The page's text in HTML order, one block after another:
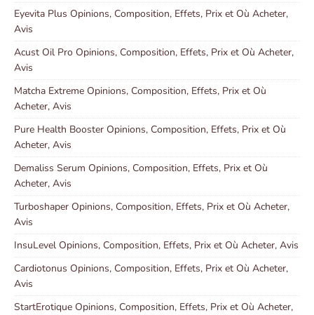
Eyevita Plus Opinions, Composition, Effets, Prix et Où Acheter,
Avis
Acust Oil Pro Opinions, Composition, Effets, Prix et Où Acheter,
Avis
Matcha Extreme Opinions, Composition, Effets, Prix et Où
Acheter, Avis
Pure Health Booster Opinions, Composition, Effets, Prix et Où
Acheter, Avis
Demaliss Serum Opinions, Composition, Effets, Prix et Où
Acheter, Avis
Turboshaper Opinions, Composition, Effets, Prix et Où Acheter,
Avis
InsuLevel Opinions, Composition, Effets, Prix et Où Acheter, Avis
Cardiotonus Opinions, Composition, Effets, Prix et Où Acheter,
Avis
StartErotique Opinions, Composition, Effets, Prix et Où Acheter,